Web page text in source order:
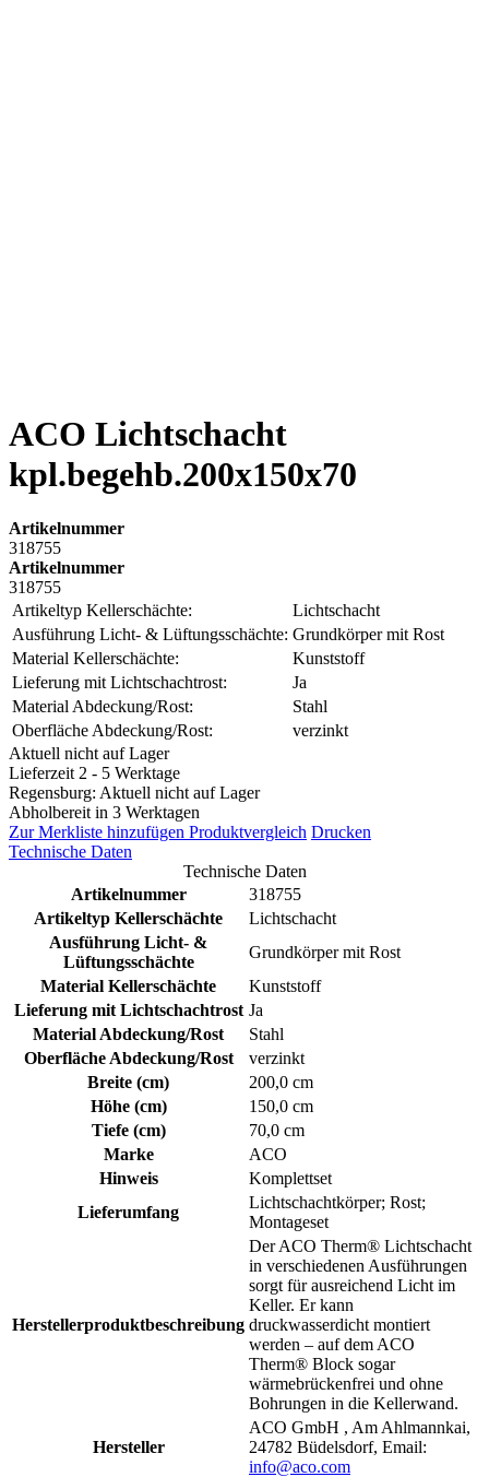
ACO Lichtschacht
kpl.begehb.200x150x70
Artikelnummer
318755
Artikelnummer
318755
Artikeltyp Kellerschächte:
Lichtschacht
Ausführung Licht- & Lüftungsschächte: Grundkörper mit Rost
Material Kellerschächte:
Kunststoff
Lieferung mit Lichtschachtrost:
Ja
Material Abdeckung/Rost:
Stahl
Oberfläche Abdeckung/Rost:
verzinkt
Aktuell nicht auf Lager
Lieferzeit 2 - 5 Werktage
Regensburg: Aktuell nicht auf Lager
Abholbereit in 3 Werktagen
Zur Merkliste hinzufügen Produktvergleich Drucken
Technische Daten
Technische Daten
Artikelnummer
318755
Artikeltyp Kellerschächte
Lichtschacht
Ausführung Licht- &
Lüftungsschächte
Grundkörper mit Rost
Material Kellerschächte
Kunststoff
Lieferung mit Lichtschachtrost Ja
Material Abdeckung/Rost
Stahl
Oberfläche Abdeckung/Rost
verzinkt
Breite (cm)
200,0 cm
Höhe (cm)
150,0 cm
Tiefe (cm)
70,0 cm
Marke
ACO
Hinweis
Komplettset
Lieferumfang
Lichtschachtkörper; Rost;
Montageset
Herstellerproduktbeschreibung
Der ACO Therm® Lichtschacht
in verschiedenen Ausführungen
sorgt für ausreichend Licht im
Keller. Er kann
druckwasserdicht montiert
werden – auf dem ACO
Therm® Block sogar
wärmebrückenfrei und ohne
Bohrungen in die Kellerwand.
Hersteller
ACO GmbH , Am Ahlmannkai,
24782 Büdelsdorf, Email:
info@aco.com